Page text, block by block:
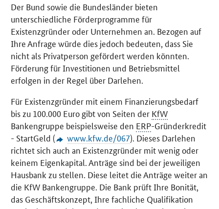
Der Bund sowie die Bundesländer bieten
unterschiedliche Förderprogramme für
Existenzgründer oder Unternehmen an. Bezogen auf
Ihre Anfrage würde dies jedoch bedeuten, dass Sie
nicht als Privatperson gefördert werden könnten.
Förderung für Investitionen und Betriebsmittel
erfolgen in der Regel über Darlehen.
Für Existenzgründer mit einem Finanzierungsbedarf
bis zu 100.000 Euro gibt von Seiten der KfW
Bankengruppe beispielsweise den ERP-Gründerkredit
- StartGeld (
www.kfw.de/067). Dieses Darlehen
richtet sich auch an Existenzgründer mit wenig oder
keinem Eigenkapital. Anträge sind bei der jeweiligen
Hausbank zu stellen. Diese leitet die Anträge weiter an
die KfW Bankengruppe. Die Bank prüft Ihre Bonität,
das Geschäftskonzept, Ihre fachliche Qualifikation